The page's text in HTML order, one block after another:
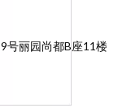
号丽园尚都B座11楼